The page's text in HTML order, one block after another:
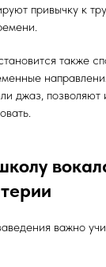
привычку к
также
джаз, позволяют
важно